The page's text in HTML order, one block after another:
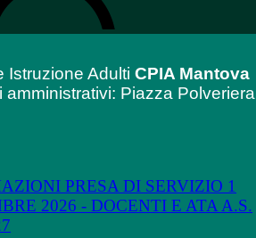
Istruzione Adulti CPIA Mantova
amministrativi: Piazza
PRESA DI SERVIZIO 1
2026 - DOCENTI E ATA A.S.